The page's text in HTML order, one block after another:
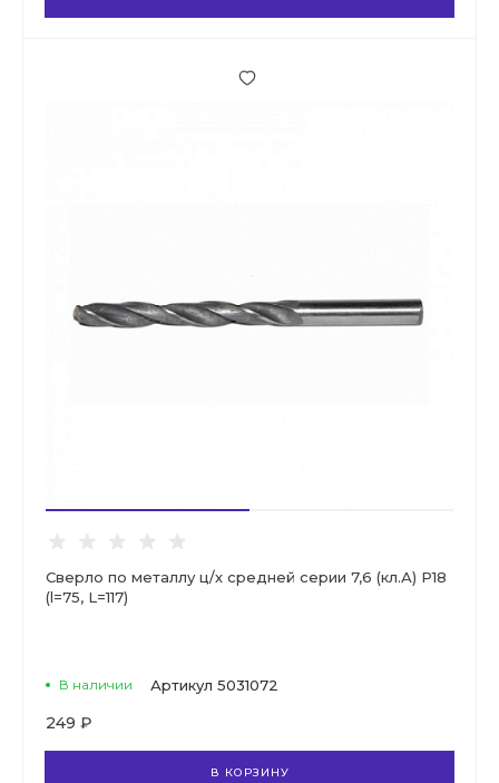
Сверло по металлу ц/х средней серии 7,6 (кл.А) Р18
(l=75, L=117)
В наличии Артикул 5031072
249 ₽
В КОРЗИНУ